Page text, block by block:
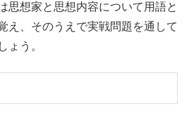
思想家と思想内容について用語と
え、そのうえで実戦問題を通して
ょう。